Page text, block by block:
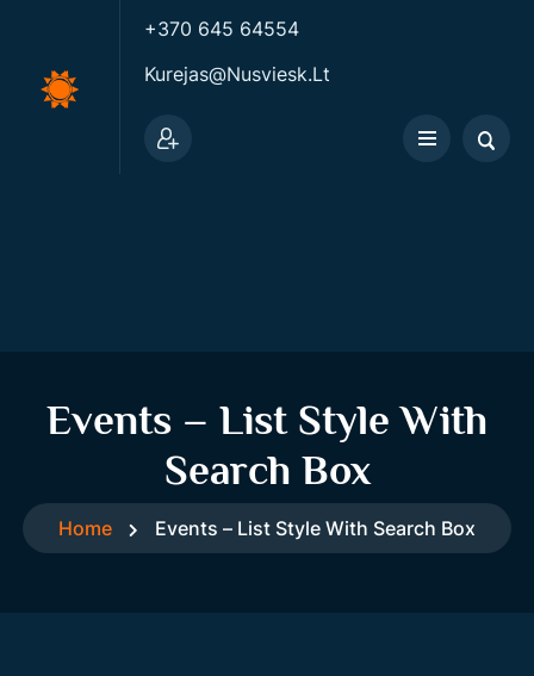
+370 645 64554
Kurejas@nusviesk.lt
Events – List Style With
Search Box
Home Events – List Style With Search Box